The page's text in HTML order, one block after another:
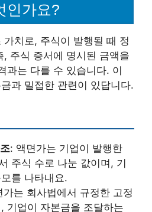
인가요?
치로, 주식이 발행될 때 정
주식 증서에 명시된 금액을
과는 다를 수 있습니다. 이
과 밀접한 관련이 있답니다.
: 액면가는 기업이 발행한
주식 수로 나눈 값이며, 기
를 나타내요.
가는 회사법에서 규정한 고정
기업이 자본금을 조달하는